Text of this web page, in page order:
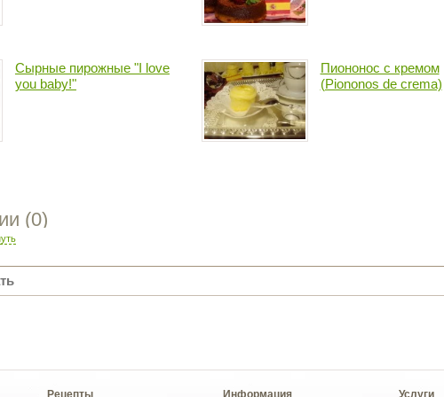
Сырные пирожные "I love
you baby!"
Пиононос с кремом
(Piononos de crema)
(0)
Рецепты Информация Услуги